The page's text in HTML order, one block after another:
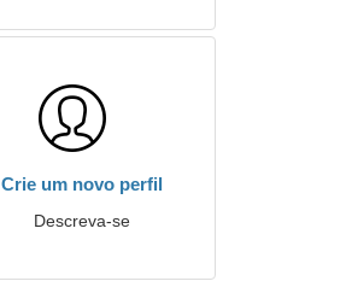
Crie um novo perfil
Descreva-se